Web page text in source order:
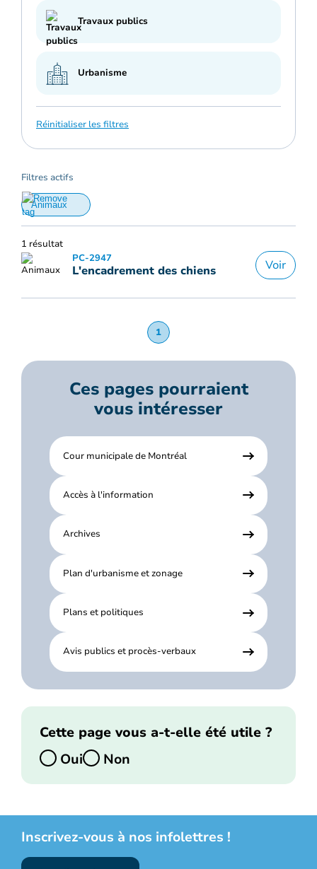
Travaux publics
Urbanisme
Réinitialiser les filtres
Filtres actifs
Animaux
1 résultat
PC-2947
L'encadrement des chiens Voir
1
Ces pages pourraient
vous intéresser
Cour municipale de Montréal
Accès à l'information
Archives
Plan d'urbanisme et zonage
Plans et politiques
Avis publics et procès-verbaux
Cette page vous a-t-elle été utile ?
Oui
Non
Inscrivez-vous à nos infolettres !